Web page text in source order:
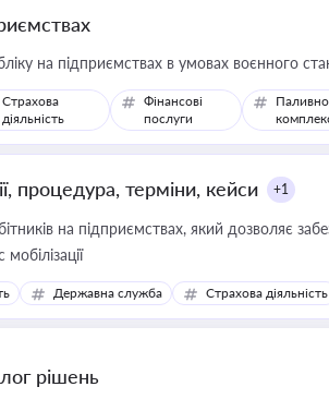
на підприємствах в умовах воєнного
Страхова
діяльність
Фінансові
послуги
процедура, терміни, кейси +1
на підприємствах, який дозволяє
Державна служба Страхова діяльність
рішень